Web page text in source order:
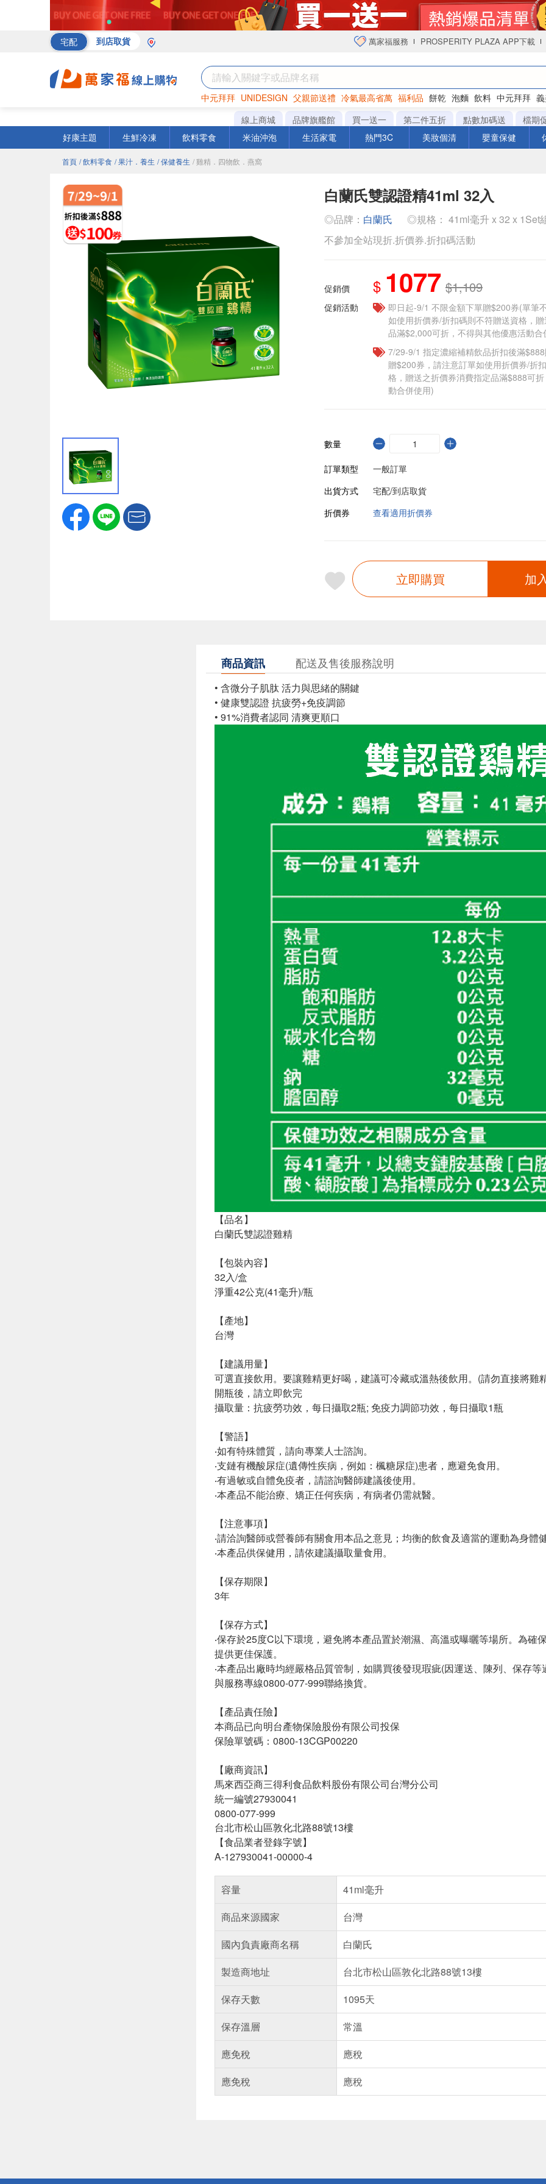
宅配 到店取貨 萬家福服務 PROSPERITY PLAZA APP下載
中元拜拜 UNIDESIGN 父親節送禮 冷氣最高省萬 福利品 餅乾 泡麵 飲料 中元拜拜
巧克力 罐頭 衛生紙
線上商城 品牌旗艦館 買一送一 第二件五折 點數加碼送
檔期
好康主題
生鮮冷凍 飲料零食 米油沖泡 生活家電 熱門3C 美妝個清 嬰童保健
首頁 / 飲料零食 / 果汁．養生 / 保健養生 / 雞精．四物飲．燕窩
白蘭氏雙認證精41ml 32入
◎品牌： 白蘭氏
◎規格： 41ml毫升 x 32 x 1Set
不參加全站現折.折價券.折扣碼活動
促銷價 $ 1077 $1,109
促銷活動
即日起-9/1 不限金額下單贈$200券(單筆
如使用折價券/折扣碼則不符贈送資格，
品滿$2,000可折，不得與其他優惠活動合
7/29-9/1 指定濃縮補精飲品​折扣後滿
贈$200券，請注意訂單如使用折價券/折
格，贈送之折價券消費指定品滿$888可
動合併使用)
數量
訂單類型
一般訂單
出貨方式
宅配/到店取貨
折價券
查看適用折價券
立即購買 加
商品資訊 配送及售後服務說明
• 含微分子肌肽 活力與思緒的關鍵
• 健康雙認證 抗疲勞+免疫調節
• 91%消費者認同 清爽更順口
【品名】
白蘭氏雙認證雞精
【包裝內容】
32入/盒
淨重42公克(41毫升)/瓶
【產地】
台灣
【建議用量】
可選直接飲用。要讓雞精更好喝，建議可冷藏或溫熱後飲用。(請勿直接將雞
開瓶後，請立即飲完
攝取量：抗疲勞功效，每日攝取2瓶; 免疫力調節功效，每日攝取1瓶
【警語】
‧如有特殊體質，請向專業人士諮詢。
‧支鏈有機酸尿症(遺傳性疾病，例如：楓糖尿症)患者，應避免食用。
‧有過敏或自體免疫者，請諮詢醫師建議後使用。
‧本產品不能治療、矯正任何疾病，有病者仍需就醫。
【注意事項】
‧請洽詢醫師或營養師有關食用本品之意見；均衡的飲食及適當的運動為身
‧本產品供保健用，請依建議攝取量食用。
【保存期限】
3年
【保存方式】
‧保存於25度C以下環境，避免將本產品置於潮濕、高溫或曝曬等場所。為確
提供更佳保護。
‧本產品出廠時均經嚴格品質管制，如購買後發現瑕疵(因運送、陳列、保存
與服務專線0800-077-999聯絡換貨。
【產品責任險】
本商品已向明台產物保險股份有限公司投保
保險單號碼：0800-13CGP00220
【廠商資訊】
馬來西亞商三得利食品飲料股份有限公司台灣分公司
統一編號27930041
0800-077-999
台北市松山區敦化北路88號13樓
【食品業者登錄字號】
A-127930041-00000-4
容量
41ml毫升
商品來源國家
台灣
國內負責廠商名稱
白蘭氏
製造商地址
台北市松山區敦化北路88號13樓
保存天數
1095天
保存溫層
常溫
應免稅
應稅
應免稅
應稅